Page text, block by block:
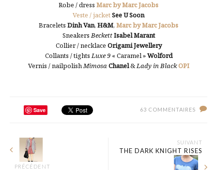
Robe / dress Marc by Marc Jacobs
Veste / jacketSee U Soon
Bracelets Dinh Van, H&M, Marc by Marc Jacobs
SneakersBeckettIsabel Marant
Collier / necklace Origami Jewellery
Collants / tightsLuxe 9« Caramel »Wolford
Vernis / nailpolishMimosaChanel&Lady in BlackOPI
Save 63 COMMENTAIRES
PRÉCÉDENT
SUIVANT
THE DARK KNIGHT RISES